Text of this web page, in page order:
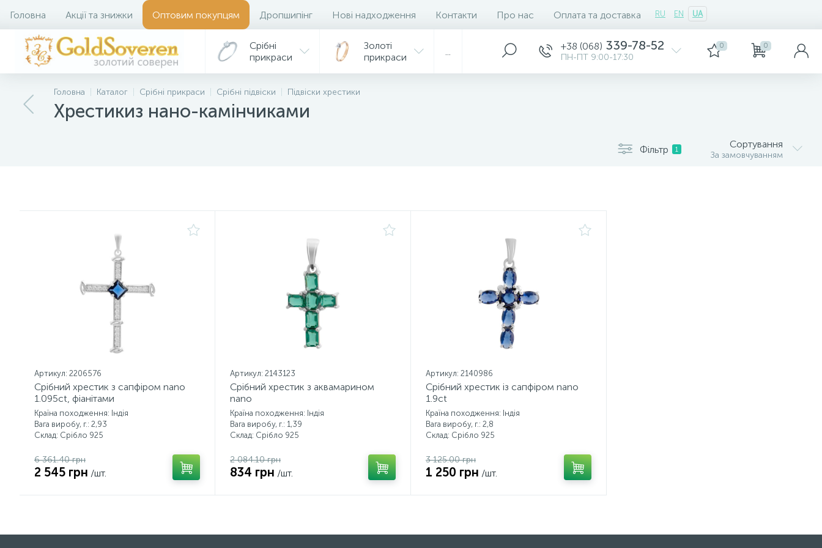
Головна Акції та знижки Оптовим покупцям Дропшипінг Нові надходження Контакти Про нас Оплата та доставка RU EN UA
Срібні
прикраси
Золоті
прикраси
+38 (068) 339-78-52
ПН-ПТ 9:00-17:30
0 0
Головна Каталог Срібні прикраси Срібні підвіски Підвіски хрестики
Хрестикиз нано-камінчиками
Фільтр 1 Сортування
За замовчуванням
Артикул: 2206576
Срібний хрестик з сапфіром nano
1.095ct, фіанітами
Країна походження: Індія
Вага виробу, г.: 2,93
Склад: Срібло 925
6 361.40 грн
2 545 грн /шт.
Артикул: 2143123
Срібний хрестик з аквамарином
nano
Країна походження: Індія
Вага виробу, г.: 1,39
Склад: Срібло 925
2 084.10 грн
834 грн /шт.
Артикул: 2140986
Срібний хрестик із сапфіром nano
1.9ct
Країна походження: Індія
Вага виробу, г.: 2,8
Склад: Срібло 925
3 125.00 грн
1 250 грн /шт.